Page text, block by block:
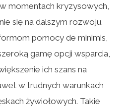
momentach kryzysowych,
się na dalszym rozwoju.
pomocy de minimis,
gamę opcji wsparcia,
ich szans na
w trudnych warunkach
żywiołowych. Takie